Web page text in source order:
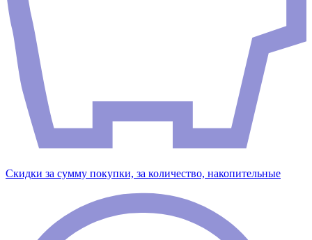
Скидки за сумму покупки, за количество, накопительные